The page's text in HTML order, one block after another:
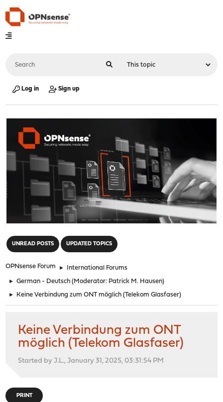
Log in Sign up
UNREAD POSTS UPDATED TOPICS
OPNsense Forum ► International Forums
► German - Deutsch (Moderator: Patrick M. Hausen)
► Keine Verbindung zum ONT möglich (Telekom Glasfaser)
Keine Verbindung zum ONT
möglich (Telekom Glasfaser)
Started by J.L., January 31, 2025, 03:31:54 PM
PRINT